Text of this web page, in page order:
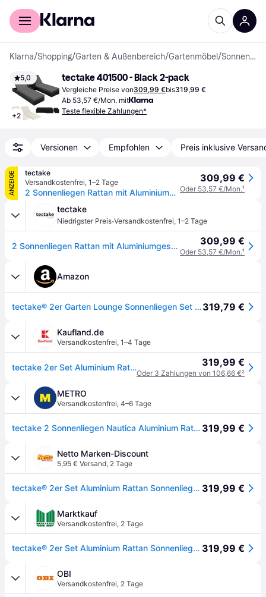
Für Shopper
Klarna/Shopping/Garten & Außenbereich/Gartenmöbel / Sonnenliegen
5,0
+2
tectake 401500 - Black 2-pack
Vergleiche Preise von309,99 €bis319,99 €
Ab 53,57 €/Mon. mit
Teste flexible Zahlungen*
Versionen Empfohlen Preis inklusive
ANZEIGE
tectake
Versandkostenfrei, 1–2 Tage
2 Sonnenliegen Rattan mit Aluminiumgestell und Tisch inkl. Schutzhülle - schwarz
309,99 €
Oder 53,57 €/Mon.¹
tectake
Niedrigster Preis·Versandkostenfrei, 1–2 Tage
2 Sonnenliegen Rattan mit Aluminiumgestell und Tisch inkl. Schutzhülle - schwarz 309,99 €
Oder 53,57 €/Mon.¹
Amazon
tectake® 2er Garten Lounge Sonnenliegen Set mit Tisch, Aluminium Gartenliege, Gartenlounge Outdoor, Relaxliege inkl. 2 Bezugsets und Schutzhülle, Outdoor Poly Rattan Gartenmöbel Set, 2er Set - schwarz319,79 €
Kaufland.de
Versandkostenfrei, 1–4 Tage
tectake 2er Set Aluminium Rattan Sonnenliegen mit Tisch - Verstellbar - Schutzhülle - Schwarz - 184x60x21 cm 319,99 €
Oder 3 Zahlungen von 106,66 €²
METRO
Versandkostenfrei, 4–6 Tage
tectake 2 Sonnenliegen Nautica Aluminium Rattan 5-fach höhenverstellbar mit Tisch 184x60x21cm schwarz 319,99 €
Netto Marken-Discount
5,95 € Versand, 2 Tage
tectake® 2er Set Aluminium Rattan Sonnenliegen, wetterfest und UV-beständig, Tisch mit Staufach, inklusive 2 Bezugssets und Schutzhülle 319,99 €
Marktkauf
Versandkostenfrei, 2 Tage
tectake® 2er Set Aluminium Rattan Sonnenliegen, wetterfest und UV-beständig, Tisch mit Staufach, inklusive 2 Bezugssets und Schutzhülle 319,99 €
OBI
Versandkostenfrei, 2 Tage